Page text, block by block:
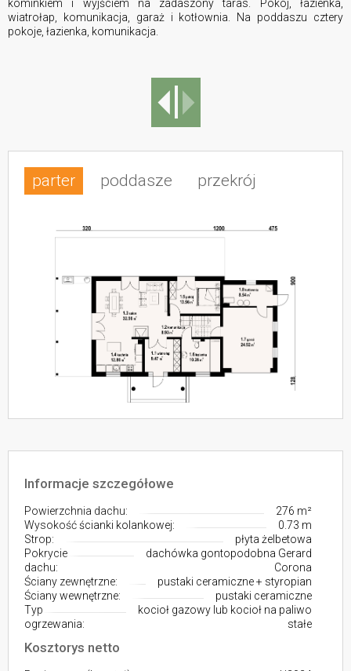
kominkiem i wyjściem na zadaszony taras. Pokój, łazienka,
wiatrołap, komunikacja, garaż i kotłownia. Na poddaszu cztery
pokoje, łazienka, komunikacja.
parter poddasze przekrój
Informacje szczegółowe
Powierzchnia dachu:
276 m²
Wysokość ścianki kolankowej:
0.73 m
Strop:
płyta żelbetowa
Pokrycie
dachu:
dachówka gontopodobna Gerard
Corona
Ściany zewnętrzne:
pustaki ceramiczne + styropian
Ściany wewnętrzne:
pustaki ceramiczne
Typ
ogrzewania:
kocioł gazowy lub kocioł na paliwo
stałe
Kosztorys netto